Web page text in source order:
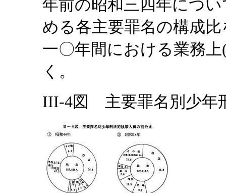
年前の昭和三四年につ
める各主要罪名の構成
一〇年間における業務
く。
III-4図 主要罪名別少年